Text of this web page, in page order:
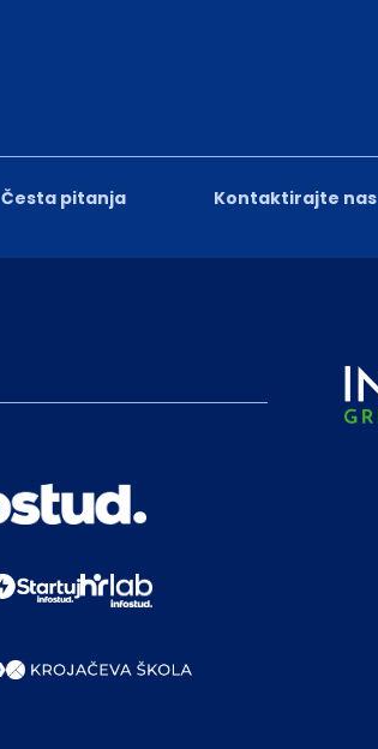
Česta pitanja Kontaktirajte nas